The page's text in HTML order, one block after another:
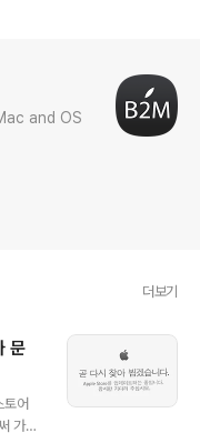
and OS
더보기
문
토어
가슴